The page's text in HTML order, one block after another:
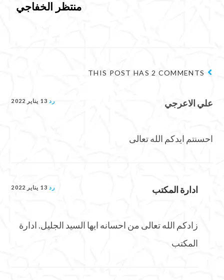
منتظر الخفاجي
THIS POST HAS 2 COMMENTS
علي الاعرجي رد 13 يناير 2022
احسنتم ايدكم الله تعالى
ادارة المكتب رد 13 يناير 2022
زادكم الله تعالى من احسانه ايها السيد الجليل. ادارة
المكتب